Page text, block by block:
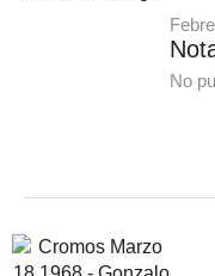
No